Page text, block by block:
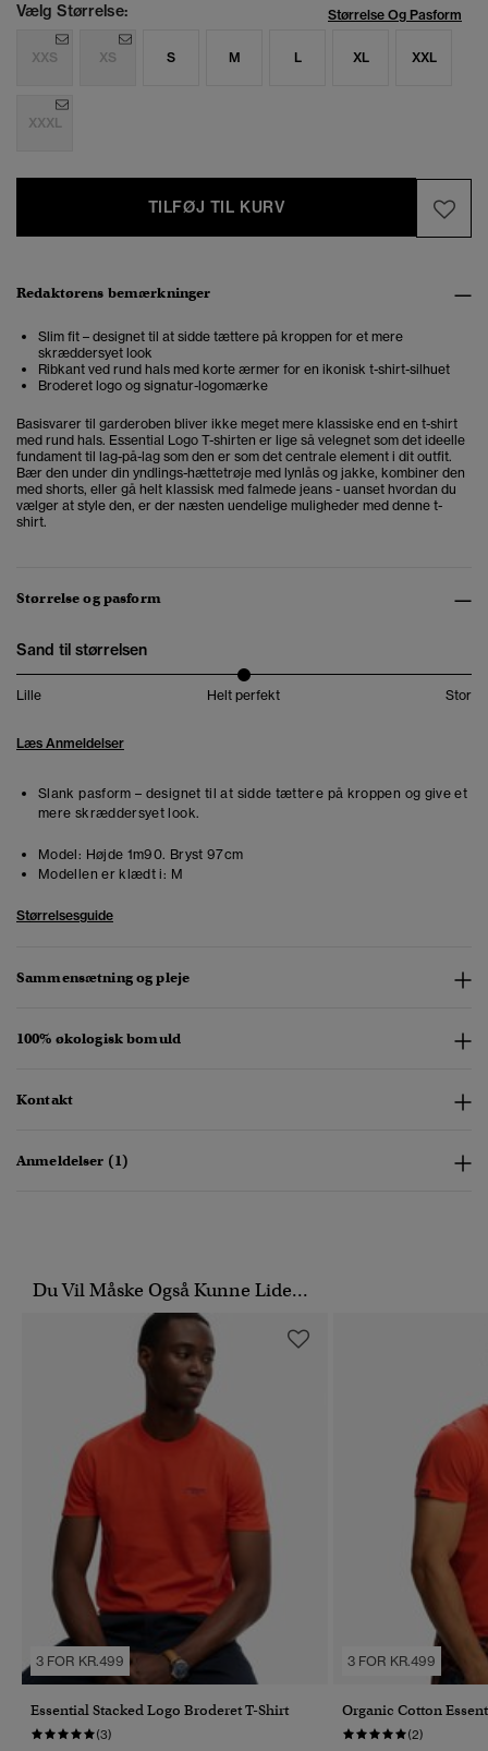
Vælg Størrelse: Størrelse Og Pasform
XXS XS S M L XL XXL
XXXL
TILFØJ TIL KURV
Redaktørens bemærkninger
Slim fit – designet til at sidde tættere på kroppen for et mere
skræddersyet look
Ribkant ved rund hals med korte ærmer for en ikonisk t-shirt-silhuet
Broderet logo og signatur-logomærke
Basisvarer til garderoben bliver ikke meget mere klassiske end en t-shirt
med rund hals. Essential Logo T-shirten er lige så velegnet som det ideelle
fundament til lag-på-lag som den er som det centrale element i dit outfit.
Bær den under din yndlings-hættetrøje med lynlås og jakke, kombiner den
med shorts, eller gå helt klassisk med falmede jeans - uanset hvordan du
vælger at style den, er der næsten uendelige muligheder med denne t-
shirt.
Størrelse og pasform
Sand til størrelsen
Lille Helt perfekt Stor
Læs Anmeldelser
Slank pasform – designet til at sidde tættere på kroppen og give et
mere skræddersyet look.
Model: Højde 1m90. Bryst 97cm
Modellen er klædt i: M
Størrelsesguide
Sammensætning og pleje
100% økologisk bomuld
Kontakt
Anmeldelser (1)
Du Vil Måske Også Kunne Lide...
3 FOR KR.499
Essential Stacked Logo Broderet T-Shirt
(3)
3 FOR KR.499
Organic Cotton
(2)